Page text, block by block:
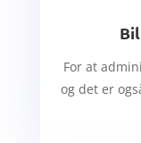
For at
og det er